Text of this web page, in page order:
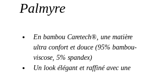
Palmyre
En bambou Caretech®, une matière
ultra confort et douce (95% bambou-
viscose, 5% spandex)
Un look élégant et raffiné avec une